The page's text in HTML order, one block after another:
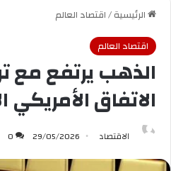
الرئيسية/اقتصاد العالم
اقتصاد العالم
الذهب يرتفع مع
الاتفاق الأمريكي
الاقتصاد 29/05/2026
0